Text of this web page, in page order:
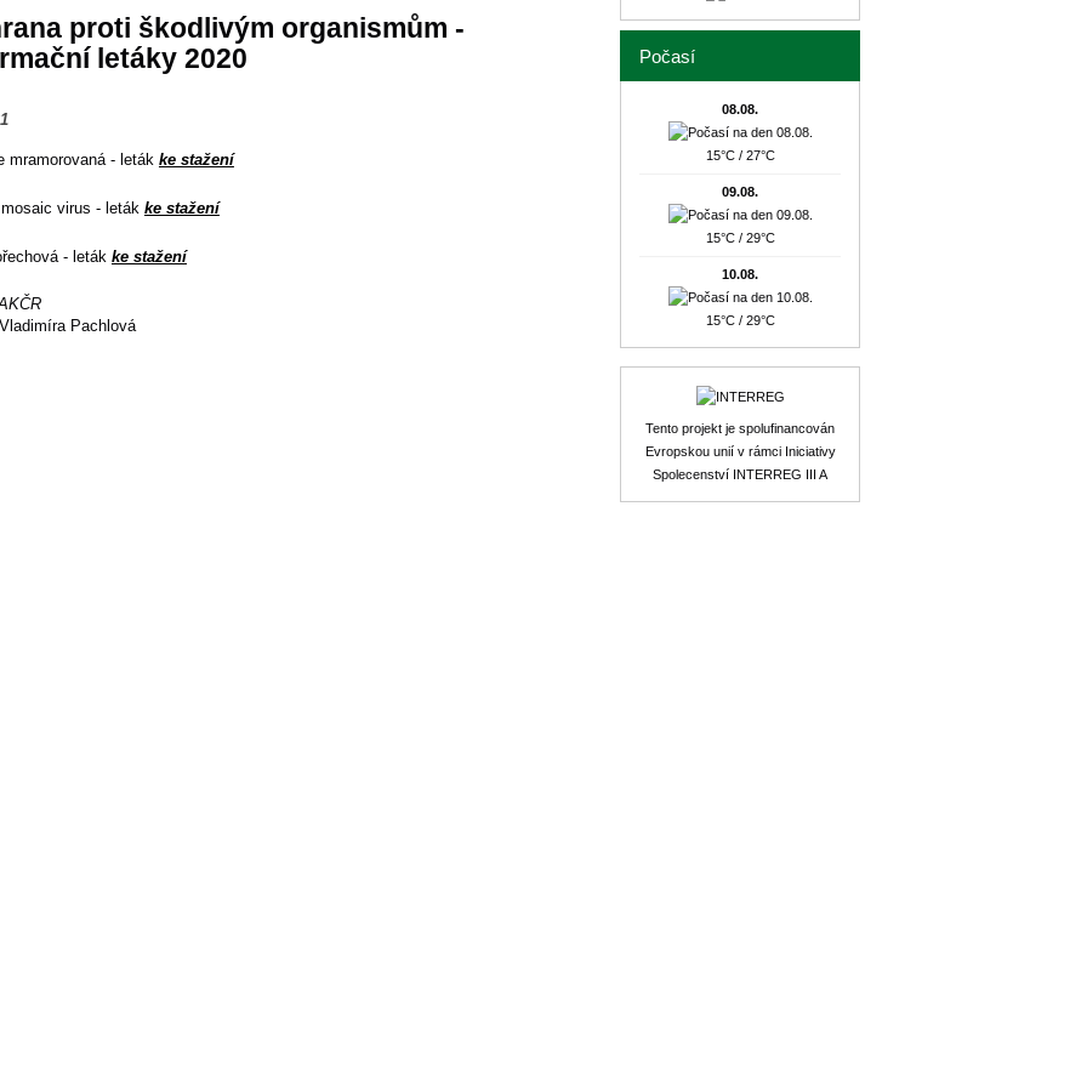
proti škodlivým organismům -
letáky 2020
mramorovaná - leták ke stažení
virus - leták ke stažení
- leták ke stažení
Pachlová
Počasí
08.08.
15°C / 27°C
09.08.
15°C / 29°C
10.08.
15°C / 29°C
Tento projekt je spolufinancován
Evropskou unií v rámci Iniciativy
Spolecenství INTERREG III A